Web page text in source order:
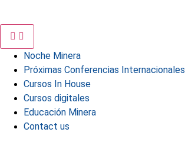
Noche Minera
Próximas Conferencias Internacionales
Cursos In House
Cursos digitales
Educación Minera
Contact us